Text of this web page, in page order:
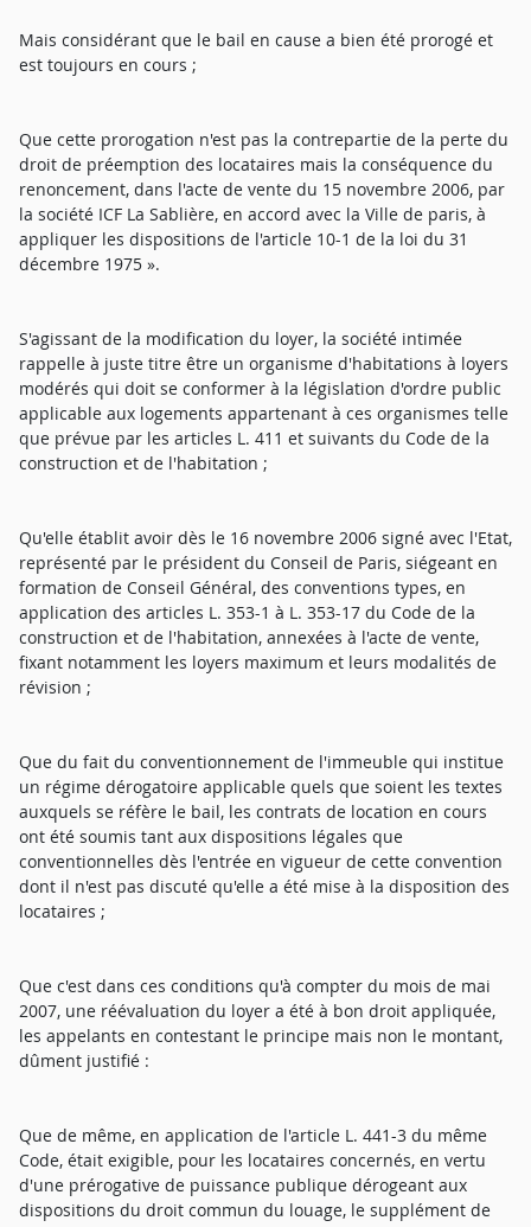
Mais considérant que le bail en cause a bien été prorogé et
est toujours en cours ;
Que cette prorogation n'est pas la contrepartie de la perte du
droit de préemption des locataires mais la conséquence du
renoncement, dans l'acte de vente du 15 novembre 2006, par
la société ICF La Sablière, en accord avec la Ville de paris, à
appliquer les dispositions de l'article 10-1 de la loi du 31
décembre 1975 ».
S'agissant de la modification du loyer, la société intimée
rappelle à juste titre être un organisme d'habitations à loyers
modérés qui doit se conformer à la législation d'ordre public
applicable aux logements appartenant à ces organismes telle
que prévue par les articles L. 411 et suivants du Code de la
construction et de l'habitation ;
Qu'elle établit avoir dès le 16 novembre 2006 signé avec l'Etat,
représenté par le président du Conseil de Paris, siégeant en
formation de Conseil Général, des conventions types, en
application des articles L. 353-1 à L. 353-17 du Code de la
construction et de l'habitation, annexées à l'acte de vente,
fixant notamment les loyers maximum et leurs modalités de
révision ;
Que du fait du conventionnement de l'immeuble qui institue
un régime dérogatoire applicable quels que soient les textes
auxquels se réfère le bail, les contrats de location en cours
ont été soumis tant aux dispositions légales que
conventionnelles dès l'entrée en vigueur de cette convention
dont il n'est pas discuté qu'elle a été mise à la disposition des
locataires ;
Que c'est dans ces conditions qu'à compter du mois de mai
2007, une réévaluation du loyer a été à bon droit appliquée,
les appelants en contestant le principe mais non le montant,
dûment justifié :
Que de même, en application de l'article L. 441-3 du même
Code, était exigible, pour les locataires concernés, en vertu
d'une prérogative de puissance publique dérogeant aux
dispositions du droit commun du louage, le supplément de